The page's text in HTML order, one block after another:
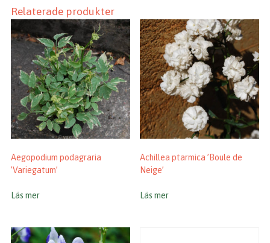
Relaterade produkter
Aegopodium podagraria
’Variegatum’
Läs mer
Achillea ptarmica ’Boule de
Neige’
Läs mer